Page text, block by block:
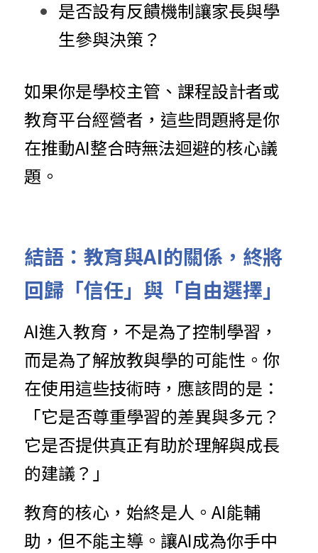
是否設有反饋機制讓家長與學
生參與決策？
如果你是學校主管、課程設計者或
教育平台經營者，這些問題將是你
在推動AI整合時無法迴避的核心議
題。
結語：教育與AI的關係，終將
回歸「信任」與「自由選擇」
AI進入教育，不是為了控制學習，
而是為了解放教與學的可能性。你
在使用這些技術時，應該問的是：
「它是否尊重學習的差異與多元？
它是否提供真正有助於理解與成長
的建議？」
教育的核心，始終是人。AI能輔
助，但不能主導。讓AI成為你手中